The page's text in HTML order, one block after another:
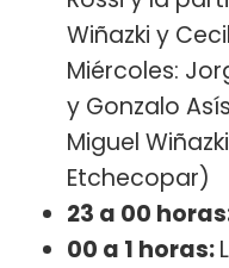
Wiñazki y
Miércoles:
y Gonzalo
Miguel
Etchecopar)
23 a 00
00 a 1 horas: